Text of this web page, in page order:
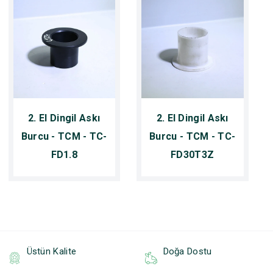
2. El Dingil Askı
Burcu - TCM - TC-
FD1.8
2. El Dingil Askı
Burcu - TCM - TC-
FD30T3Z
Üstün Kalite Doğa Dostu